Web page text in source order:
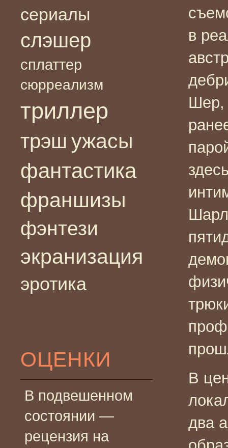
сериалы
слэшер
сплаттер
сюрреализм
триллер
трэш ужасы
фантастика
франшизы
фэнтези
экранизация
эротика
ОЦЕНКИ
В подвешенном
состоянии —
рецензия на
в
Шер,
В
два